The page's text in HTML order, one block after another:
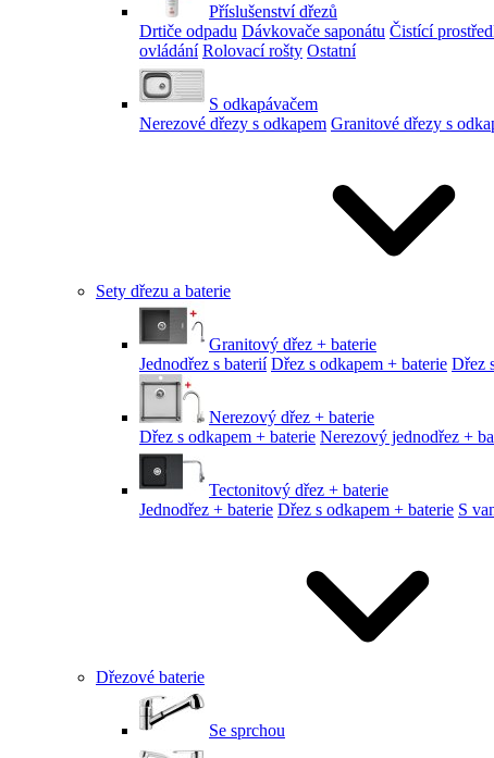
Příslušenství dřezů
Drtiče odpadu Dávkovače saponátu Čistící
ovládání Rolovací rošty Ostatní
S odkapávačem
Nerezové dřezy s odkapem Granitové dřezy s
Sety dřezu a baterie
Granitový dřez + baterie
Jednodřez s baterií Dřez s odkapem + baterie Dřez
Nerezový dřez + baterie
Dřez s odkapem + baterie Nerezový jednodřez +
Tectonitový dřez + baterie
Jednodřez + baterie Dřez s odkapem + baterie S
Dřezové baterie
Se sprchou